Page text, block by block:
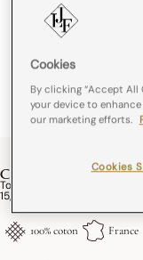
CALENDRIER
Torchon Calendrier 2026
15,00€
100% coton France
Cookies
By clicking “Accept All
your device to
our marketing efforts.
Cookies